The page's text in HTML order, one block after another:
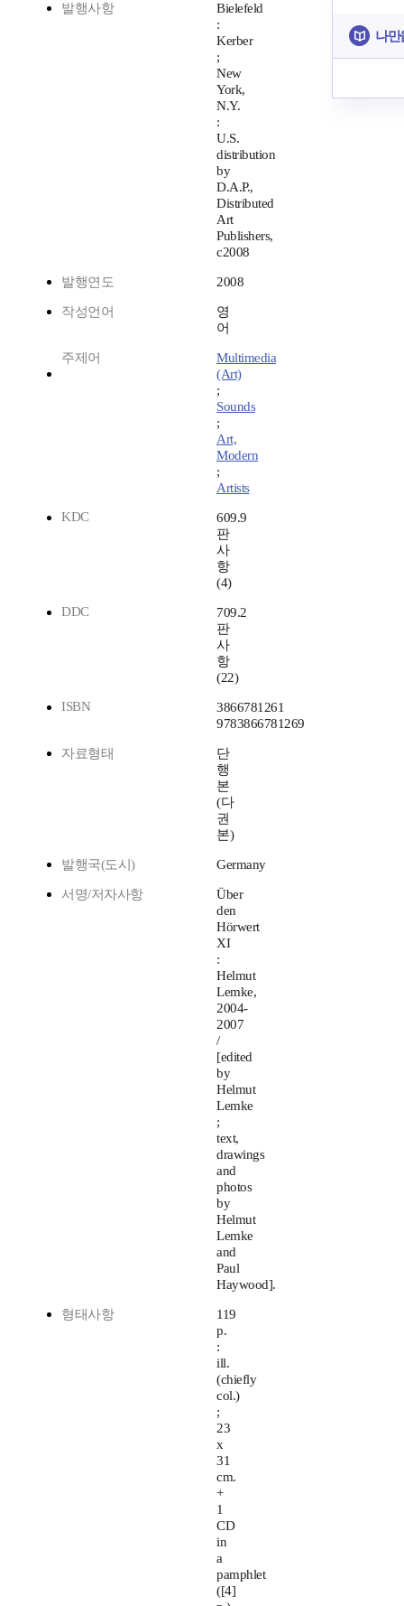
발행사항
Bielefeld
:
Kerber
;
New
York,
N.Y.
:
U.S.
distribution
by
D.A.P.,
Distributed
Art
Publishers,
c2008
발행연도 2008
작성언어
영
어
주제어
Multimedia
(Art)
;
Sounds
;
Art,
Modern
;
Artists
KDC
609.9
판
사
항
(4)
DDC
709.2
판
사
항
(22)
ISBN
3866781261
9783866781269
자료형태
단
행
본
(다
권
본)
발행국(도시) Germany
서명/저자사항
Über
den
Hörwert
XI
:
Helmut
Lemke,
2004-
2007
/
[edited
by
Helmut
Lemke
;
text,
drawings
and
photos
by
Helmut
Lemke
and
Paul
Haywood].
형태사항
119
p.
:
ill.
(chiefly
col.)
;
23
x
31
cm.
+
1
CD
in
a
pamphlet
([4]
나만